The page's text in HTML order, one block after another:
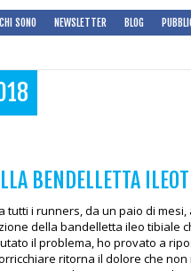
CHI SONO NEWSLETTER BLOG
BENDELLETTA
tutti i runners, da un paio di
della bandelletta ileo tibiale
il problema, ho provato a
ritorna il dolore che